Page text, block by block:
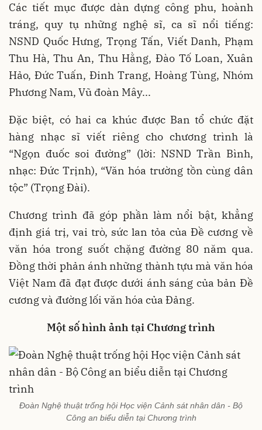
Các tiết mục được dàn dựng công phu, hoành
tráng, quy tụ những nghệ sĩ, ca sĩ nổi tiếng:
NSND Quốc Hưng, Trọng Tấn, Viết Danh, Phạm
Thu Hà, Thu An, Thu Hằng, Đào Tố Loan, Xuân
Hảo, Đức Tuấn, Đinh Trang, Hoàng Tùng, Nhóm
Phương Nam, Vũ đoàn Mây...
Đặc biệt, có hai ca khúc được Ban tổ chức đặt
hàng nhạc sĩ viết riêng cho chương trình là
“Ngọn đuốc soi đường” (lời: NSND Trần Bình,
nhạc: Đức Trịnh), “Văn hóa trường tồn cùng dân
tộc” (Trọng Đài).
Chương trình đã góp phần làm nổi bật, khẳng
định giá trị, vai trò, sức lan tỏa của Đề cương về
văn hóa trong suốt chặng đường 80 năm qua.
Đồng thời phản ánh những thành tựu mà văn hóa
Việt Nam đã đạt được dưới ánh sáng của bản Đề
cương và đường lối văn hóa của Đảng.
Một số hình ảnh tại Chương trình
Đoàn Nghệ thuật trống hội Học viện Cảnh sát nhân dân - Bộ
Công an biểu diễn tại Chương trình